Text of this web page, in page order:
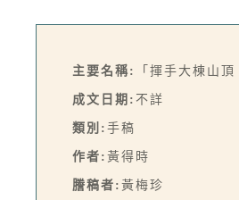
主要名稱: 「揮手大棟山
成文日期: 不詳
類別: 手稿
作者: 黃得時
謄稿者: 黃梅珍